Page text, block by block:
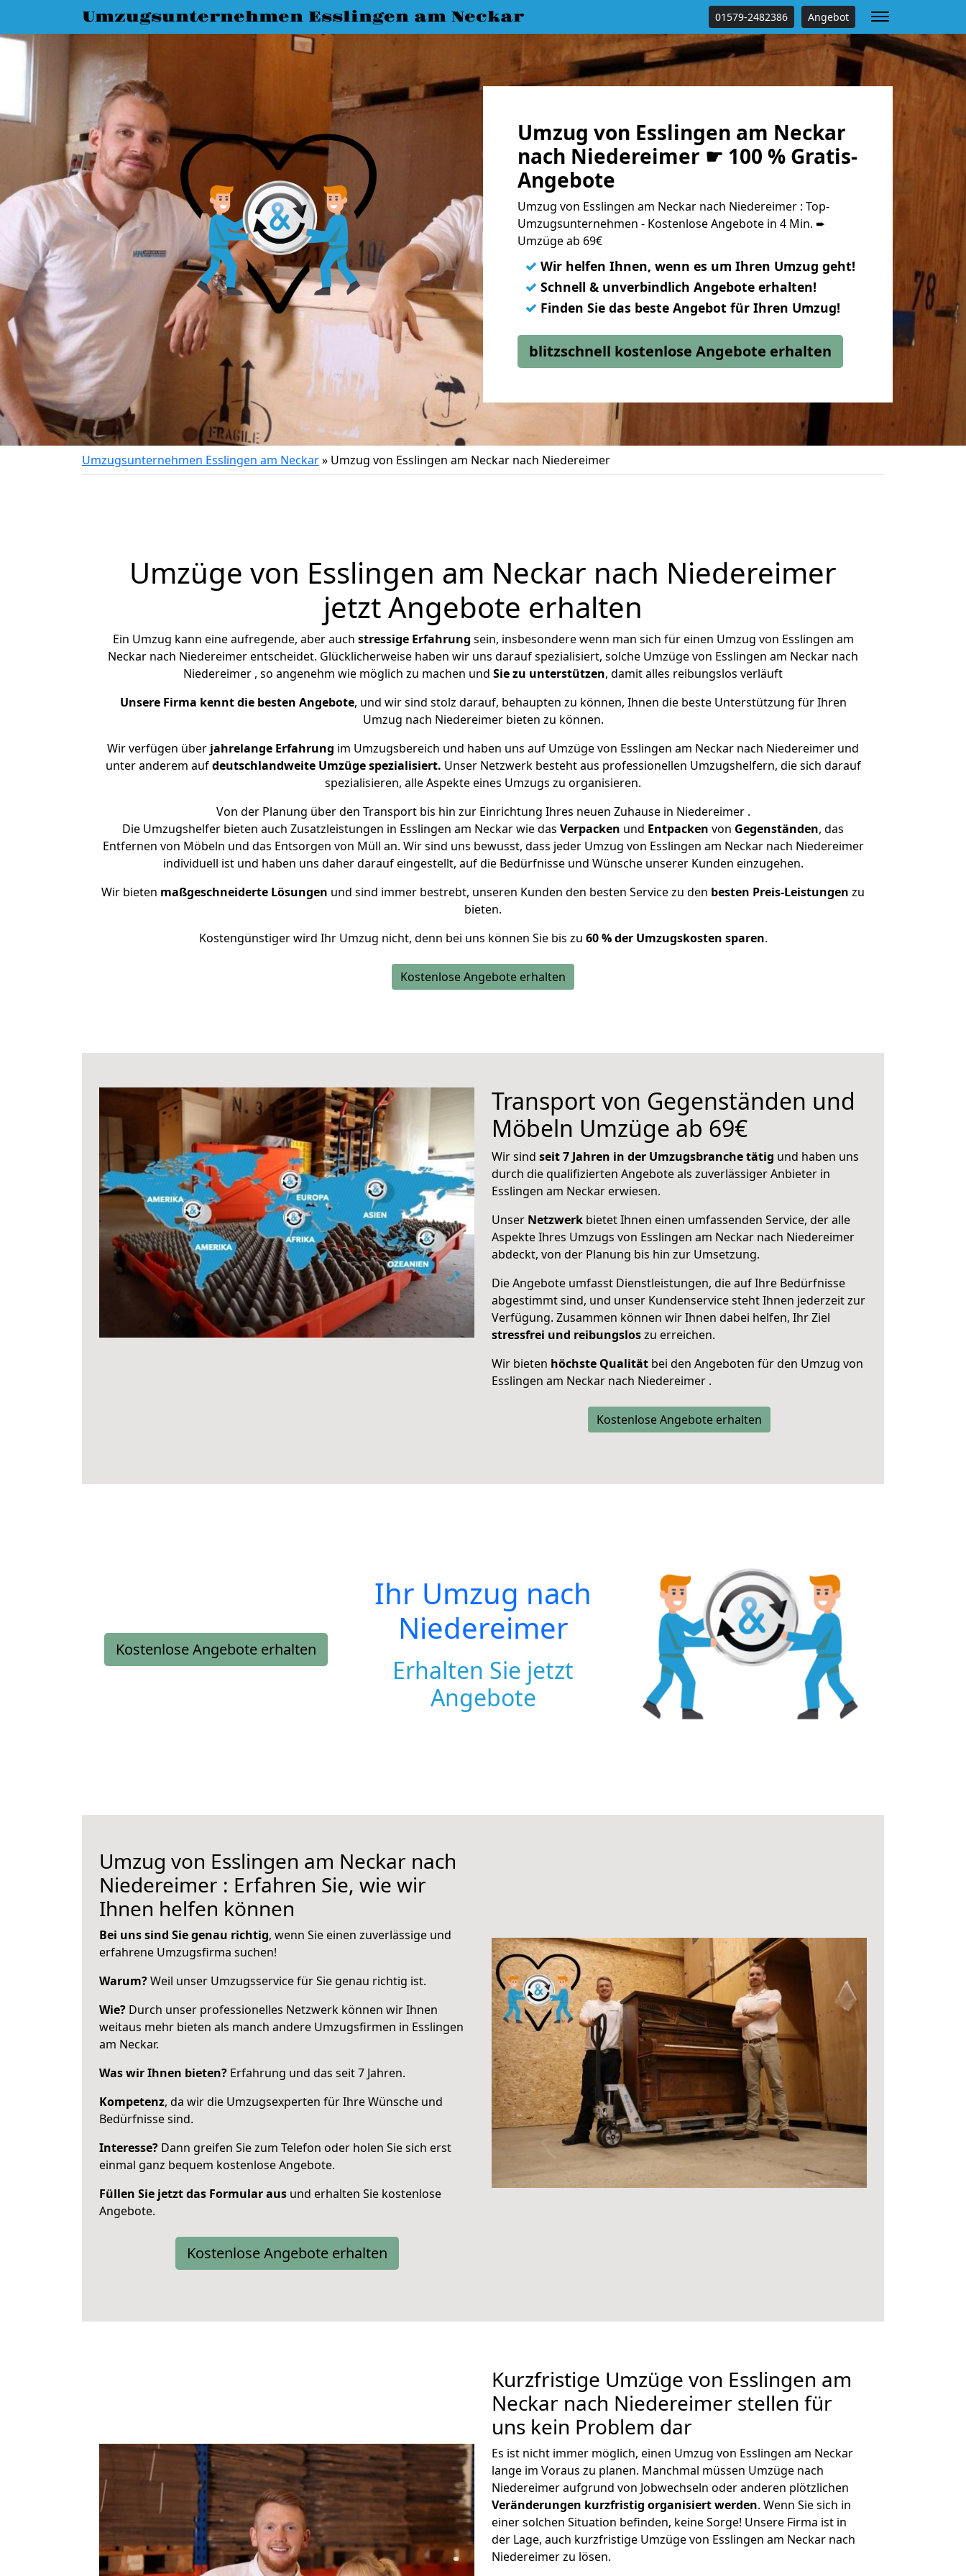
Umzugsunternehmen Esslingen am Neckar 01579-2482386 Angebot
Umzug von Esslingen am Neckar
nach Niedereimer ☛ 100 % Gratis-
Angebote
Umzug von Esslingen am Neckar nach Niedereimer : Top-
Umzugsunternehmen - Kostenlose Angebote in 4 Min. ➨
Umzüge ab 69€
✓ Wir helfen Ihnen, wenn es um Ihren Umzug geht!
✓ Schnell & unverbindlich Angebote erhalten!
✓ Finden Sie das beste Angebot für Ihren Umzug!
blitzschnell kostenlose Angebote erhalten
Umzugsunternehmen Esslingen am Neckar» Umzug von Esslingen am Neckar nach Niedereimer
Umzüge von Esslingen am Neckar nach Niedereimer
jetzt Angebote erhalten
Ein Umzug kann eine aufregende, aber auch stressige Erfahrung sein, insbesondere wenn man sich für einen Umzug von Esslingen am
Neckar nach Niedereimer entscheidet. Glücklicherweise haben wir uns darauf spezialisiert, solche Umzüge von Esslingen am Neckar nach
Niedereimer , so angenehm wie möglich zu machen und Sie zu unterstützen, damit alles reibungslos verläuft
Unsere Firma kennt die besten Angebote, und wir sind stolz darauf, behaupten zu können, Ihnen die beste Unterstützung für Ihren
Umzug nach Niedereimer bieten zu können.
Wir verfügen über jahrelange Erfahrung im Umzugsbereich und haben uns auf Umzüge von Esslingen am Neckar nach Niedereimer und
unter anderem aufdeutschlandweite Umzüge spezialisiert. Unser Netzwerk besteht aus professionellen Umzugshelfern, die sich darauf
spezialisieren, alle Aspekte eines Umzugs zu organisieren.
Von der Planung über den Transport bis hin zur Einrichtung Ihres neuen Zuhause in Niedereimer .
Die Umzugshelfer bieten auch Zusatzleistungen in Esslingen am Neckar wie das Verpacken und Entpacken von Gegenständen, das
Entfernen von Möbeln und das Entsorgen von Müll an. Wir sind uns bewusst, dass jeder Umzug von Esslingen am Neckar nach Niedereimer
individuell ist und haben uns daher darauf eingestellt, auf die Bedürfnisse und Wünsche unserer Kunden einzugehen.
Wir bieten maßgeschneiderte Lösungen und sind immer bestrebt, unseren Kunden den besten Service zu den besten Preis-Leistungen zu
bieten.
Kostengünstiger wird Ihr Umzug nicht, denn bei uns können Sie bis zu 60 % der Umzugskosten sparen.
Kostenlose Angebote erhalten
Transport von Gegenständen und
Möbeln Umzüge ab 69€
Wir sind seit 7 Jahren in der Umzugsbranche tätig und haben uns
durch die qualifizierten Angebote als zuverlässiger Anbieter in
Esslingen am Neckar erwiesen.
Unser Netzwerk bietet Ihnen einen umfassenden Service, der alle
Aspekte Ihres Umzugs von Esslingen am Neckar nach Niedereimer
abdeckt, von der Planung bis hin zur Umsetzung.
Die Angebote umfasst Dienstleistungen, die auf Ihre Bedürfnisse
abgestimmt sind, und unser Kundenservice steht Ihnen jederzeit zur
Verfügung. Zusammen können wir Ihnen dabei helfen, Ihr Ziel
stressfrei und reibungsloszu erreichen.
Wir bieten höchste Qualität bei den Angeboten für den Umzug von
Esslingen am Neckar nach Niedereimer .
Kostenlose Angebote erhalten
Kostenlose Angebote erhalten
Ihr Umzug nach
Niedereimer
Erhalten Sie jetzt
Angebote
Umzug von Esslingen am Neckar nach
Niedereimer : Erfahren Sie, wie wir
Ihnen helfen können
Bei uns sind Sie genau richtig, wenn Sie einen zuverlässige und
erfahrene Umzugsfirma suchen!
Warum?Weil unser Umzugsservice für Sie genau richtig ist.
Wie? Durch unser professionelles Netzwerk können wir Ihnen
weitaus mehr bieten als manch andere Umzugsfirmen in Esslingen
am Neckar.
Was wir Ihnen bieten? Erfahrung und das seit 7 Jahren.
Kompetenz, da wir die Umzugsexperten für Ihre Wünsche und
Bedürfnisse sind.
Interesse? Dann greifen Sie zum Telefon oder holen Sie sich erst
einmal ganz bequem kostenlose Angebote.
Füllen Sie jetzt das Formular aus und erhalten Sie kostenlose
Angebote.
Kostenlose Angebote erhalten
Kurzfristige Umzüge von Esslingen am
Neckar nach Niedereimer stellen für
uns kein Problem dar
Es ist nicht immer möglich, einen Umzug von Esslingen am Neckar
lange im Voraus zu planen. Manchmal müssen Umzüge nach
Niedereimer aufgrund von Jobwechseln oder anderen plötzlichen
Veränderungen kurzfristig organisiert werden. Wenn Sie sich in
einer solchen Situation befinden, keine Sorge! Unsere Firma ist in
der Lage, auch kurzfristige Umzüge von Esslingen am Neckar nach
Niedereimer zu lösen.